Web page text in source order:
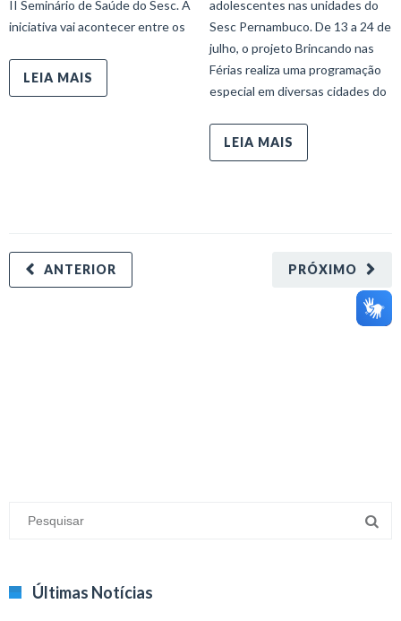
II Seminário de Saúde do Sesc. A
iniciativa vai acontecer entre os
LEIA MAIS
adolescentes nas unidades do
Sesc Pernambuco. De 13 a 24 de
julho, o projeto Brincando nas
Férias realiza uma programação
especial em diversas cidades do
LEIA MAIS
PRÓXIMO
ANTERIOR
Últimas Notícias